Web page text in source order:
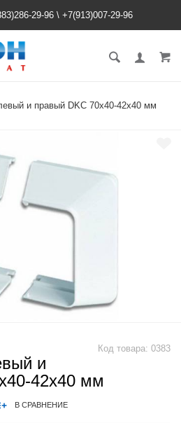
29-96 \ +7(913)007-29-96
и правый DKC 70х40-42х40 мм
Код товара: 0383
и
42х40 мм
В СРАВНЕНИЕ